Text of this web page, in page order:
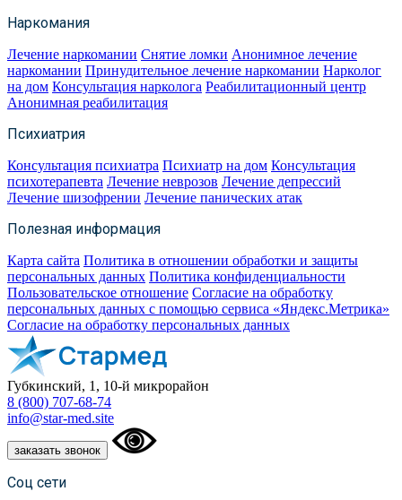
Наркомания
Лечение наркомании Снятие ломки Анонимное лечение
наркомании Принудительное лечение наркомании Нарколог
на дом Консультация нарколога Реабилитационный центр
Анонимная реабилитация
Психиатрия
Консультация психиатра Психиатр на дом Консультация
психотерапевта Лечение неврозов Лечение депрессий
Лечение шизофрении Лечение панических атак
Полезная информация
Карта сайта Политика в отношении обработки и защиты
персональных данных Политика конфиденциальности
Пользовательское отношение Согласие на обработку
персональных данных с помощью сервиса «Яндекс.Метрика»
Согласие на обработку персональных данных
Губкинский, 1, 10-й микрорайон
8 (800) 707-68-74
info@star-med.site
заказать звонок
Соц сети